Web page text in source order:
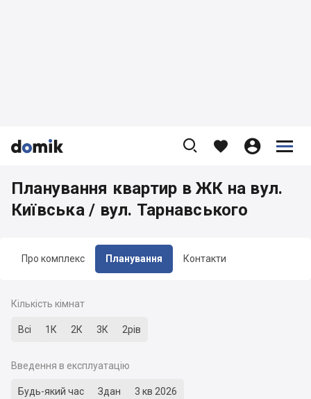


    


Про комплекс Планування Контакти
Планування квартир в ЖК на вул.
Київська / вул. Тарнавського
Кількість кімнат
Всі 1К 2К 3К 2рів
Введення в експлуатацію
Будь-який час Здан 3 кв 2026